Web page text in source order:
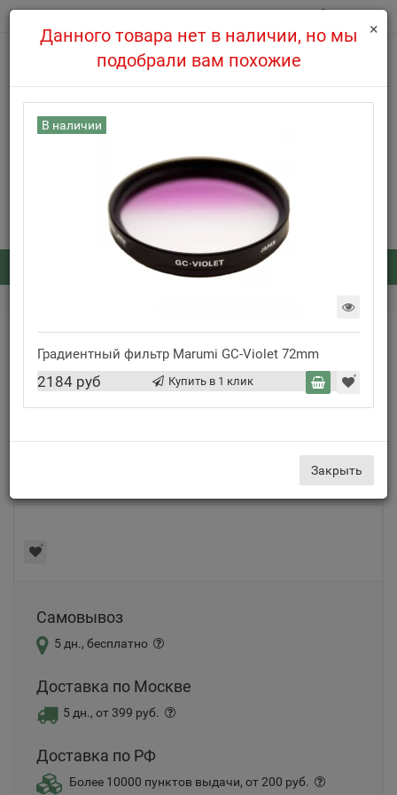
0
7.08 магазин не работает по техническим причинам.
Заказать обратный звонок
: 0
Градиентный фильтр Marumi GC-Blue 72mm
Нет в наличии
Артикул:
5389
Самовывоз
5 дн., бесплатно
Доставка по Москве
5 дн., от 399 руб.
Доставка по РФ
Более 10000 пунктов выдачи, от 200 руб.
×
Данного товара нет в наличии, но мы
подобрали вам похожие
В наличии
Градиентный фильтр Marumi GC-Violet 72mm
2184 руб Купить в 1 клик
Закрыть